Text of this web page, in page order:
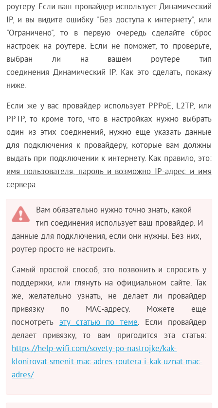
роутеру. Если ваш провайдер использует Динамический
IP, и вы видите ошибку "Без доступа к интернету", или
"Ограничено", то в первую очередь сделайте сброс
настроек на роутере. Если не поможет, то проверьте,
выбран ли на вашем роутере тип
соединения Динамический IP. Как это сделать, покажу
ниже.
Если же у вас провайдер использует PPPoE, L2TP, или
PPTP, то кроме того, что в настройках нужно выбрать
один из этих соединений, нужно еще указать данные
для подключения к провайдеру, которые вам должны
выдать при подключении к интернету. Как правило, это:
имя пользователя, пароль и возможно IP-адрес и имя
сервера.
Вам обязательно нужно точно знать, какой
тип соединения использует ваш провайдер. И
данные для подключения, если они нужны. Без них,
роутер просто не настроить.
Самый простой способ, это позвонить и спросить у
поддержки, или глянуть на официальном сайте. Так
же, желательно узнать, не делает ли провайдер
привязку по MAC-адресу. Можете еще
посмотретьэту статью по теме. Если провайдер
делает привязку, то вам пригодится эта статья:
https://help-wifi.com/sovety-po-nastrojke/kak-
klonirovat-smenit-mac-adres-routera-i-kak-uznat-mac-
adres/